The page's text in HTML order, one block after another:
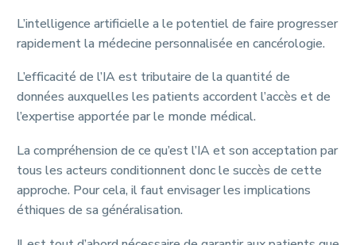
L’intelligence artificielle a le potentiel de faire progresser
rapidement la médecine personnalisée en cancérologie.
L’efficacité de l’IA est tributaire de la quantité de
données auxquelles les patients accordent l’accès et de
l’expertise apportée par le monde médical.
La compréhension de ce qu’est l’IA et son acceptation par
tous les acteurs conditionnent donc le succès de cette
approche. Pour cela, il faut envisager les implications
éthiques de sa généralisation.